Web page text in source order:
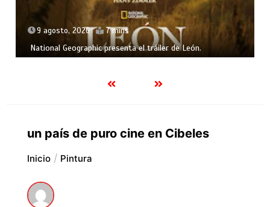
9 agosto, 2026 7 mins
National Geographic presenta el tráiler de León.
un país de puro cine en Cibeles
Inicio Pintura